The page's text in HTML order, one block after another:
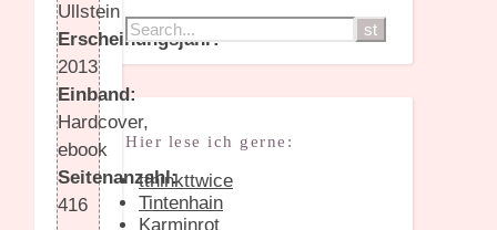
Ullstein
Erscheinungsjahr:
2013
Einband:
Hardcover,
ebook
Seitenanzahl:
416
Hier lese ich gerne:
tthinkttwice
Tintenhain
Karminrot